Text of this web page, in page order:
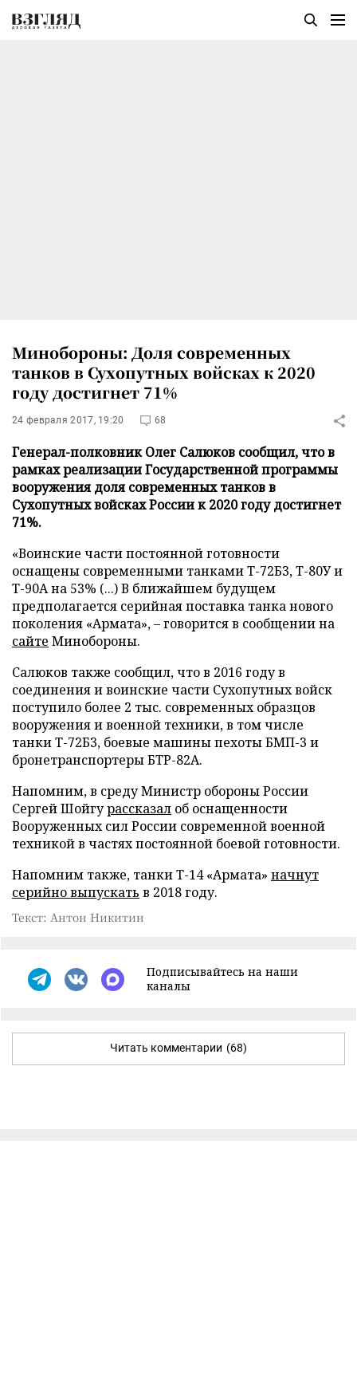
Минобороны: Доля современных
танков в Сухопутных войсках к 2020
году достигнет 71%
24 февраля 2017, 19:20 68
Генерал-полковник Олег Салюков сообщил, что в
рамках реализации Государственной программы
вооружения доля современных танков в
Сухопутных войсках России к 2020 году достигнет
71%.
«Воинские части постоянной готовности
оснащены современными танками Т-72Б3, Т-80У и
Т-90А на 53% (...) В ближайшем будущем
предполагается серийная поставка танка нового
поколения «Армата», – говорится в сообщении на
сайте Минобороны.
Салюков также сообщил, что в 2016 году в
соединения и воинские части Сухопутных войск
поступило более 2 тыс. современных образцов
вооружения и военной техники, в том числе
танки Т-72Б3, боевые машины пехоты БМП-3 и
бронетранспортеры БТР-82А.
Напомним, в среду Министр обороны России
Сергей Шойгурассказал об оснащенности
Вооруженных сил России современной военной
техникой в частях постоянной боевой готовности.
Напомним также, танки Т-14 «Армата» начнут
серийно выпускать в 2018 году.
Текст: Антон Никитин
Подписывайтесь на наши
каналы
Читать комментарии (68)